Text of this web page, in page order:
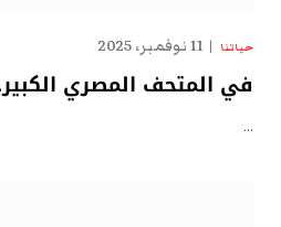
حياتنا 11 نوفمبر، 2025
في المتحف المصري
…